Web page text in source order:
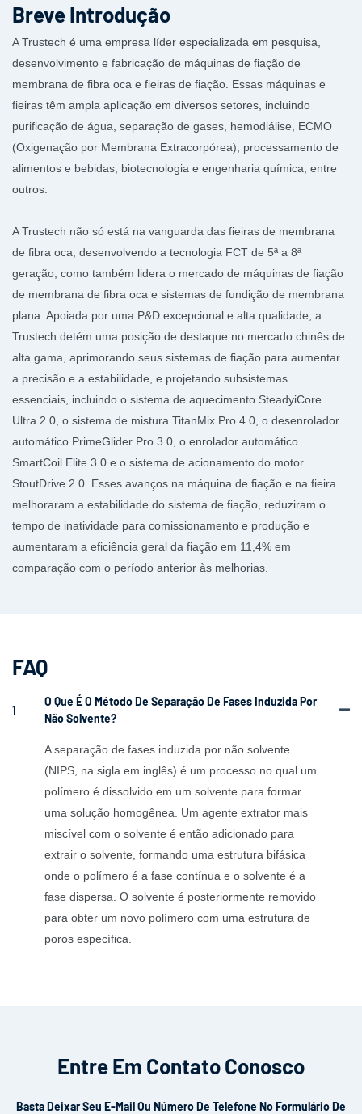
Breve Introdução
A Trustech é uma empresa líder especializada em pesquisa,
desenvolvimento e fabricação de máquinas de fiação de
membrana de fibra oca e fieiras de fiação. Essas máquinas e
fieiras têm ampla aplicação em diversos setores, incluindo
purificação de água, separação de gases, hemodiálise, ECMO
(Oxigenação por Membrana Extracorpórea), processamento de
alimentos e bebidas, biotecnologia e engenharia química, entre
outros.
A Trustech não só está na vanguarda das fieiras de membrana
de fibra oca, desenvolvendo a tecnologia FCT de 5ª a 8ª
geração, como também lidera o mercado de máquinas de fiação
de membrana de fibra oca e sistemas de fundição de membrana
plana. Apoiada por uma P&D excepcional e alta qualidade, a
Trustech detém uma posição de destaque no mercado chinês de
alta gama, aprimorando seus sistemas de fiação para aumentar
a precisão e a estabilidade, e projetando subsistemas
essenciais, incluindo o sistema de aquecimento SteadyiCore
Ultra 2.0, o sistema de mistura TitanMix Pro 4.0, o desenrolador
automático PrimeGlider Pro 3.0, o enrolador automático
SmartCoil Elite 3.0 e o sistema de acionamento do motor
StoutDrive 2.0. Esses avanços na máquina de fiação e na fieira
melhoraram a estabilidade do sistema de fiação, reduziram o
tempo de inatividade para comissionamento e produção e
aumentaram a eficiência geral da fiação em 11,4% em
comparação com o período anterior às melhorias.
FAQ
1
O Que É O Método De Separação De Fases Induzida Por
Não Solvente?
A separação de fases induzida por não solvente
(NIPS, na sigla em inglês) é um processo no qual um
polímero é dissolvido em um solvente para formar
uma solução homogênea. Um agente extrator mais
miscível com o solvente é então adicionado para
extrair o solvente, formando uma estrutura bifásica
onde o polímero é a fase contínua e o solvente é a
fase dispersa. O solvente é posteriormente removido
para obter um novo polímero com uma estrutura de
poros específica.
Entre Em Contato Conosco
Basta Deixar Seu E-Mail Ou Número De Telefone No Formulário De